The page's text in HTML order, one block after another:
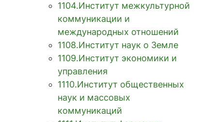
1104.Институт межкультурной
коммуникации и
международных отношений
1108.Институт наук о Земле
1109.Институт экономики и
управления
1110.Институт общественных
наук и массовых
коммуникаций